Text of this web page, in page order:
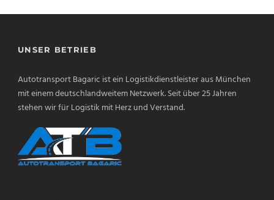
UNSER BETRIEB
Autotransport Bagaric ist ein Logistikdienstleister aus München
mit einem deutschlandweitem Netzwerk. Seit über 25 Jahren
stehen wir für Logistik mit Herz und Verstand.